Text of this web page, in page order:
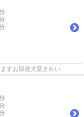
すお部屋大変きれい